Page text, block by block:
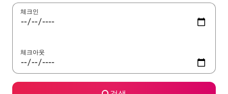
체크인
체크아웃